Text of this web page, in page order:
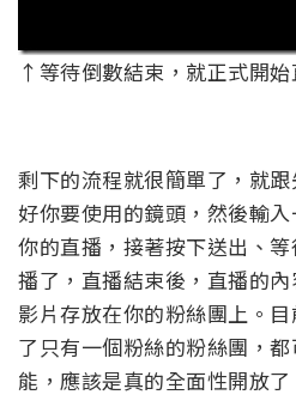
↑等待倒數結束，就正式開始
剩下的流程就很簡單了，就
好你要使用的鏡頭，然後輸
你的直播，接著按下送出、
播了，直播結束後，直播的
影片存放在你的粉絲團上。
了只有一個粉絲的粉絲團，
能，應該是真的全面性開放了